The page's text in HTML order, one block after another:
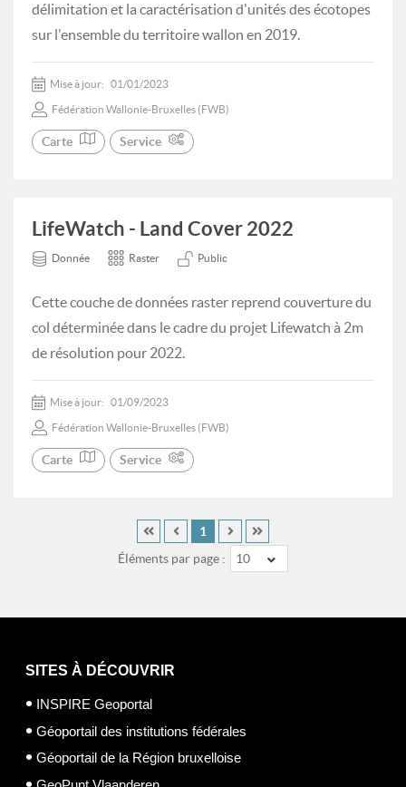
délimitation et la caractérisation d'unités des écotopes
sur l'ensemble du territoire wallon en 2019.
Mise à jour: 01/01/2023
Fédération Wallonie-Bruxelles (FWB)
Carte Service
LifeWatch - Land Cover 2022
Donnée Raster Public
Cette couche de données raster reprend couverture du
col déterminée dans le cadre du projet Lifewatch à 2m
de résolution pour 2022.
Mise à jour: 01/09/2023
Fédération Wallonie-Bruxelles (FWB)
Carte Service
Éléments par page : 10
1
SITES À DÉCOUVRIR
INSPIRE Geoportal
Géoportail des institutions fédérales
Géoportail de la Région bruxelloise